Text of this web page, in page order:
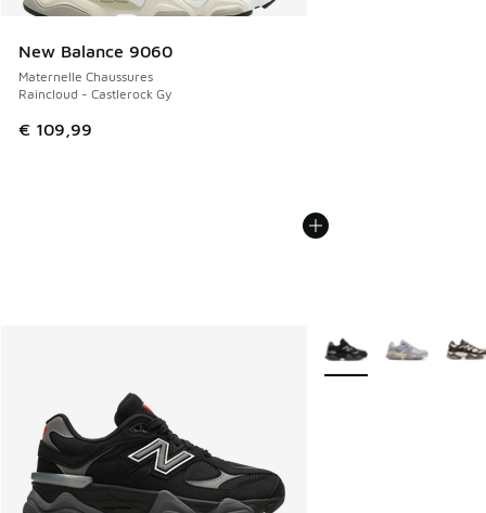
New Balance 9060
Maternelle Chaussures
Raincloud - Castlerock Gy
€ 109,99
Plus de couleurs